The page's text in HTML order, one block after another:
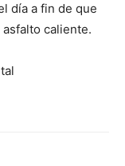
día a fin de que
caliente.